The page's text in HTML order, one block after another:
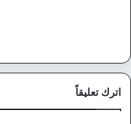
اترك تعليقاً